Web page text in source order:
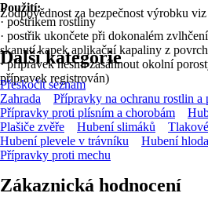
Použití:
· postřikem rostliny
· postřik ukončete při dokonalém
skanutí kapek aplikační kapaliny z
· přípravek nesmí zasáhnout okolní
přípravek registrován)
Zodpovědnost za bezpečnost výrobku viz
Další kategorie
Přeskočit seznam
Zahrada
Přípravky na ochranu rostlin a
Přípravky proti plísním a chorobám
Plašiče zvěře
Hubení slimáků
Hubení plevele v trávníku
Hubení
Přípravky proti mechu
Zákaznická hodnocení